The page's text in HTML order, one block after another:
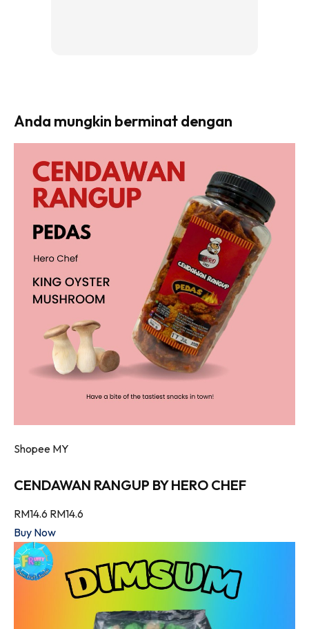
Anda mungkin berminat dengan
Shopee MY
CENDAWAN RANGUP BY HERO CHEF
RM14.6 RM14.6
Buy Now